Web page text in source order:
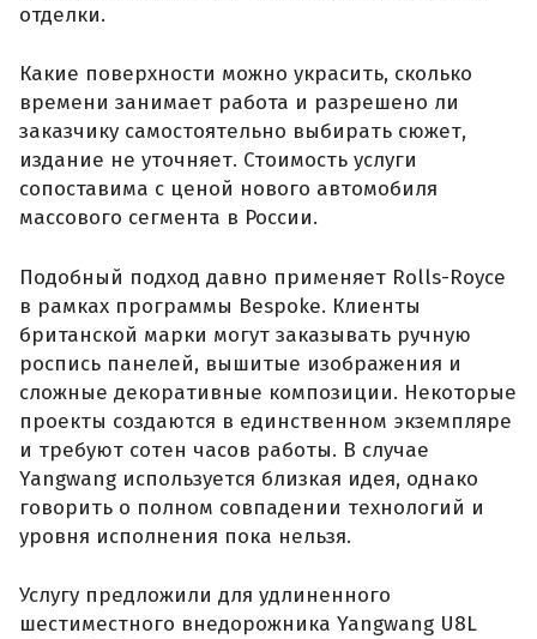
отделки.
Какие поверхности можно украсить, сколько
времени занимает работа и разрешено ли
заказчику самостоятельно выбирать сюжет,
издание не уточняет. Стоимость услуги
сопоставима с ценой нового автомобиля
массового сегмента в России.
Подобный подход давно применяет Rolls-Royce
в рамках программы Bespoke. Клиенты
британской марки могут заказывать ручную
роспись панелей, вышитые изображения и
сложные декоративные композиции. Некоторые
проекты создаются в единственном экземпляре
и требуют сотен часов работы. В случае
Yangwang используется близкая идея, однако
говорить о полном совпадении технологий и
уровня исполнения пока нельзя.
Услугу предложили для удлиненного
шестиместного внедорожника Yangwang U8L